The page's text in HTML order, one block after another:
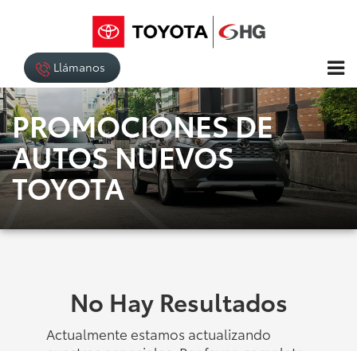
Llámanos
PROMOCIONES DE
AUTOS NUEVOS
TOYOTA
No Hay Resultados
Actualmente estamos actualizando